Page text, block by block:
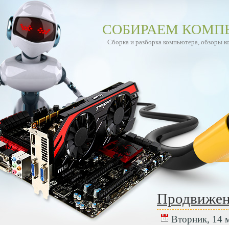
СОБИРАЕМ
Сборка и разборка компьютера, обзоры
Вторник, 14